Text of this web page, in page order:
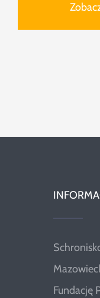
Fundację